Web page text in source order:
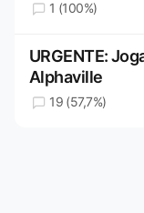
1 (100%)
URGENTE:
Alphaville
19 (57,7%)